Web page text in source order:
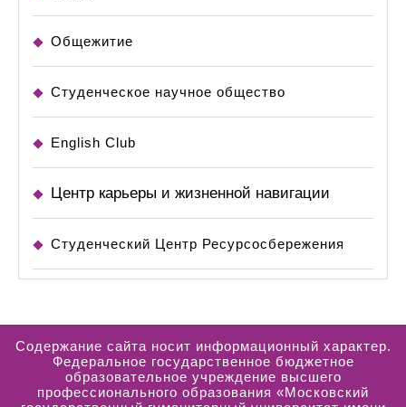
Общежитие
Студенческое научное общество
English Club
Центр карьеры и жизненной навигации
Студенческий Центр Ресурсосбережения
Содержание сайта носит информационный характер.
Федеральное государственное бюджетное
образовательное учреждение высшего
профессионального образования «Московский